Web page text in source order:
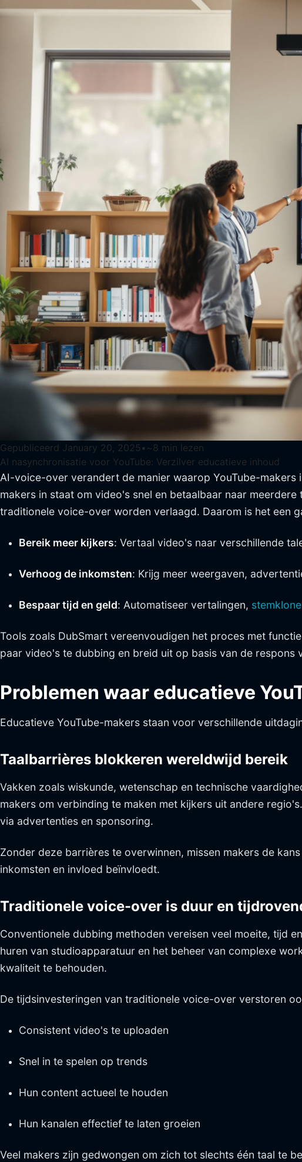
Gepubliceerd January 20, 2025 • ~8 min lezen
AI nasynchronisatie voor YouTube: Verzilver educatieve inhoud
AI-voice-over verandert de manier waarop YouTube-
makers in staat om video's snel en betaalbaar naar
traditionele voice-over worden verlaagd. Daarom is het een
Bereik meer kijkers: Vertaal video's naar verschillende
Verhoog de inkomsten: Krijg meer weergaven,
Bespaar tijd en geld: Automatiseer vertalingen,
Tools zoals DubSmart vereenvoudigen het proces met
paar video's te dubbing en breid uit op basis van de
Problemen waar educatieve
Educatieve YouTube-makers staan voor verschillende
Taalbarrières blokkeren wereldwijd bereik
Vakken zoals wiskunde, wetenschap en technische
makers om verbinding te maken met kijkers uit andere
via advertenties en sponsoring.
Zonder deze barrières te overwinnen, missen makers de
inkomsten en invloed beïnvloedt.
Traditionele voice-over is duur en
Conventionele dubbing methoden vereisen veel moeite, tijd
huren van studioapparatuur en het beheer van complexe
kwaliteit te behouden.
De tijdsinvesteringen van traditionele voice-over verstoren
Consistent video's te uploaden
Snel in te spelen op trends
Hun content actueel te houden
Hun kanalen effectief te laten groeien
Veel makers zijn gedwongen om zich tot slechts één taal te